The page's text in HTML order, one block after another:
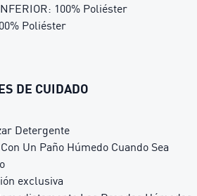
100% Poliéster
Poliéster
DE CUIDADO
Detergente
Un Paño Húmedo Cuando Sea
exclusiva